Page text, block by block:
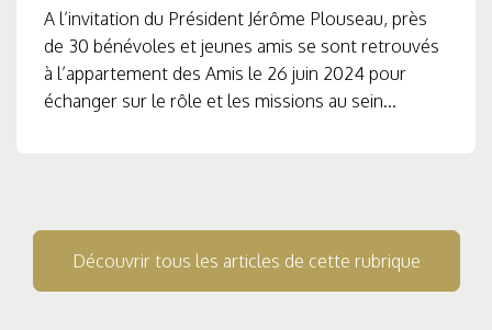
A l’invitation du Président Jérôme Plouseau, près
de 30 bénévoles et jeunes amis se sont retrouvés
à l’appartement des Amis le 26 juin 2024 pour
échanger sur le rôle et les missions au sein...
Découvrir tous les articles de cette rubrique